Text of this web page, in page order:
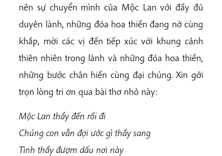
nên sự chuyển mình của Mộc Lan với đầy đủ
duyên lành, những đóa hoa thiền đang nở cùng
khắp, mời các vị đến tiếp xúc với khung cảnh
thiên nhiên trong lành và những đóa hoa thiền,
những bước chân hiền cùng đại chúng. Xin gởi
trọn lòng tri ơn qua bài thơ nhỏ này:
Mộc Lan thầy đến rồi đi
Chúng con vẫn đợi ước gì thầy sang
Tình thầy đượm dấu nơi này